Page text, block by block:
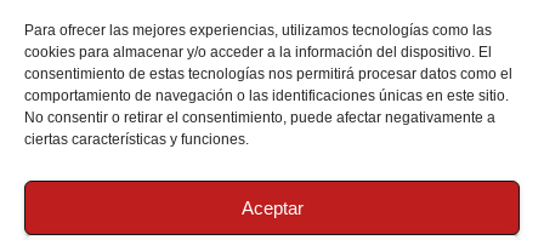
Para ofrecer las mejores experiencias, utilizamos tecnologías como las
cookies para almacenar y/o acceder a la información del dispositivo. El
consentimiento de estas tecnologías nos permitirá procesar datos como el
comportamiento de navegación o las identificaciones únicas en este sitio.
No consentir o retirar el consentimiento, puede afectar negativamente a
ciertas características y funciones.
Aceptar